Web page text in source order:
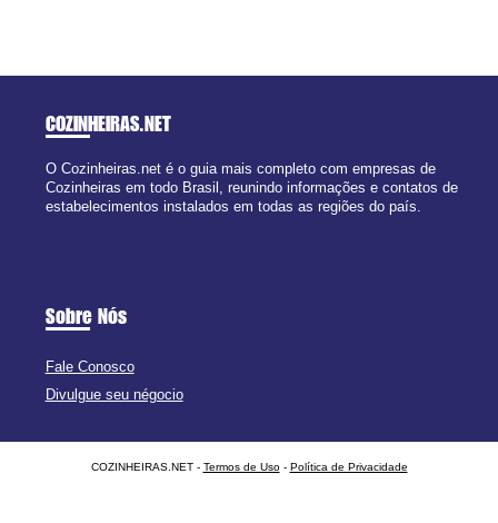
COZINHEIRAS.NET
O Cozinheiras.net é o guia mais completo com empresas de
Cozinheiras em todo Brasil, reunindo informações e contatos de
estabelecimentos instalados em todas as regiões do país.
Sobre Nós
Fale Conosco
Divulgue seu négocio
COZINHEIRAS.NET - Termos de Uso- Política de Privacidade